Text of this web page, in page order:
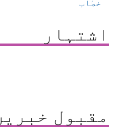
خطاب
اشتہار
مقبول خبریں